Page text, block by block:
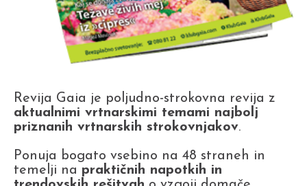
Revija Gaia je poljudno-strokovna revija z
aktualnimi vrtnarskimi temami najbolj
priznanih vrtnarskih strokovnjakov.
Ponuja bogato vsebino na 48 straneh in
temelji na praktičnih napotkih in